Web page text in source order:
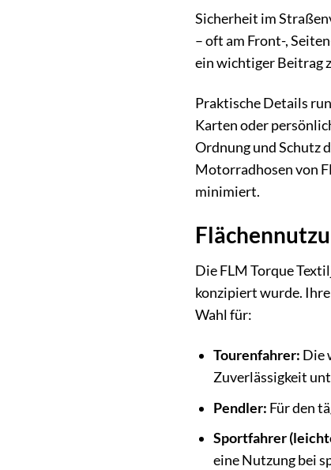
Sicherheit im
– oft am Front-,
ein wichtiger Beitrag
Praktische Details
Karten oder
Ordnung und Schutz
Motorradhosen von
minimiert.
Die FLM Torque
konzipiert wurde.
Wahl für:
Tourenfahrer: Die
Zuverlässigkeit
Pendler: Für den
Sportfahrer
eine Nutzung bei